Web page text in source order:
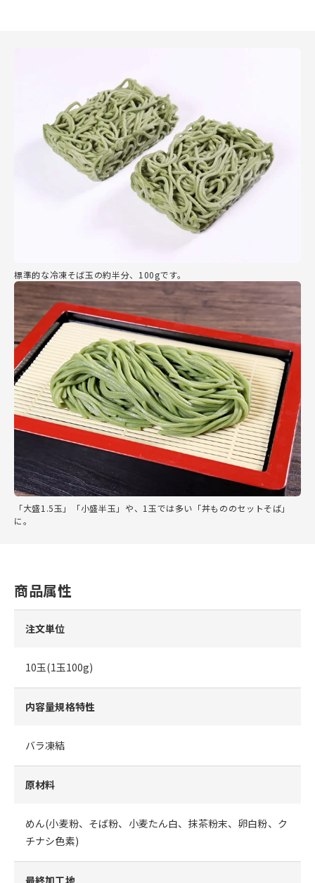
標準的な冷凍そば玉の約半分、100gです。
「大盛1.5玉」「小盛半玉」や、1玉では多い「丼もののセットそば」
に。
商品属性
注文単位
10玉(1玉100g)
内容量規格特性
バラ凍結
原材料
めん(小麦粉、そば粉、小麦たん白、抹茶粉末、卵白粉、ク
チナシ色素)
最終加工地